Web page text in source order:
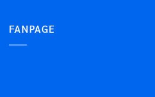
FANPAGE